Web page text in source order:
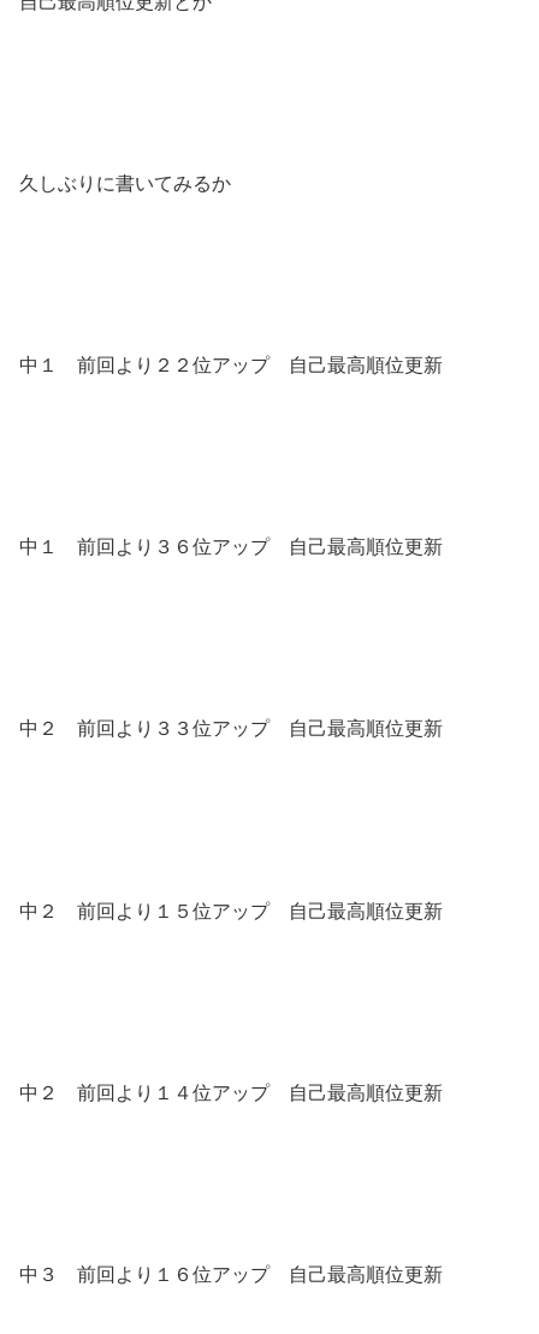
久しぶりに書いてみるか
中１ 前回より２２位アップ 自己最高順位更新
中１ 前回より３６位アップ 自己最高順位更新
中２ 前回より３３位アップ 自己最高順位更新
中２ 前回より１５位アップ 自己最高順位更新
中２ 前回より１４位アップ 自己最高順位更新
中３ 前回より１６位アップ 自己最高順位更新